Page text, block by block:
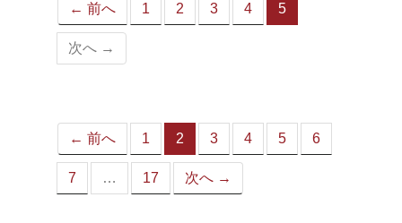
← 前へ 1 2 3 4 5
次へ →
← 前へ 1 2
（こ
の
ペ
3 4 5 6
7 … 17 次へ →